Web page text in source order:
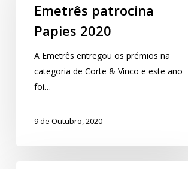
Emetrês patrocina
Papies 2020
A Emetrês entregou os prémios na
categoria de Corte & Vinco e este ano
foi…
9 de Outubro, 2020